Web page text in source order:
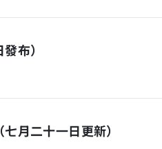
布）
月二十一日更新）